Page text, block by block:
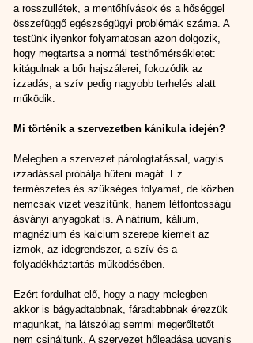
a rosszullétek, a mentőhívások és a hőséggel
összefüggő egészségügyi problémák száma. A
testünk ilyenkor folyamatosan azon dolgozik,
hogy megtartsa a normál testhőmérsékletet:
kitágulnak a bőr hajszálerei, fokozódik az
izzadás, a szív pedig nagyobb terhelés alatt
működik.
Mi történik a szervezetben kánikula idején?
Melegben a szervezet párologtatással, vagyis
izzadással próbálja hűteni magát. Ez
természetes és szükséges folyamat, de közben
nemcsak vizet veszítünk, hanem létfontosságú
ásványi anyagokat is. A nátrium, kálium,
magnézium és kalcium szerepe kiemelt az
izmok, az idegrendszer, a szív és a
folyadékháztartás működésében.
Ezért fordulhat elő, hogy a nagy melegben
akkor is bágyadtabbnak, fáradtabbnak érezzük
magunkat, ha látszólag semmi megerőltetőt
nem csináltunk. A szervezet hőleadása ugyanis